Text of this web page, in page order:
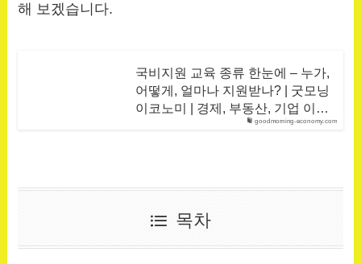
해 보겠습니다.
goodmorning-economy.com
국비지원 교육 종류 한눈에 – 누가,
어떻게, 얼마나 지원받나? | 굿모닝
이코노미 | 경제, 부동산, 기업 이…
목차